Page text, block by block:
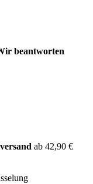
beantworten
ab 42,90 €